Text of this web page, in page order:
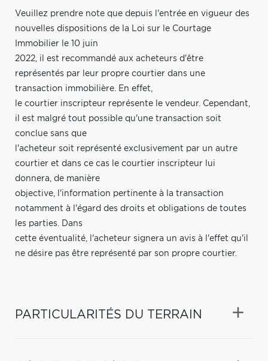
Veuillez prendre note que depuis l'entrée en vigueur des
nouvelles dispositions de la Loi sur le Courtage
Immobilier le 10 juin
2022, il est recommandé aux acheteurs d'être
représentés par leur propre courtier dans une
transaction immobilière. En effet,
le courtier inscripteur représente le vendeur. Cependant,
il est malgré tout possible qu'une transaction soit
conclue sans que
l'acheteur soit représenté exclusivement par un autre
courtier et dans ce cas le courtier inscripteur lui
donnera, de manière
objective, l'information pertinente à la transaction
notamment à l'égard des droits et obligations de toutes
les parties. Dans
cette éventualité, l'acheteur signera un avis à l'effet qu'il
ne désire pas être représenté par son propre courtier.
PARTICULARITÉS DU TERRAIN